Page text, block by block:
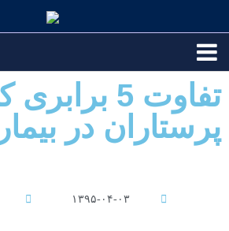
تفاوت 5
پرستاران در
۱۳۹۵-۰۴-۰۳